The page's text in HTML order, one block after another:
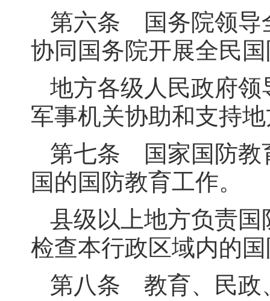
第六条 国务院领导
协同国务院开展全民
地方各级人民政府
军事机关协助和支持
第七条 国家国防教
国的国防教育工作。
县级以上地方负责
检查本行政区域内的
第八条 教育、民政